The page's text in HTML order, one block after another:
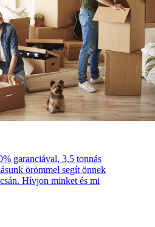
garanciával, 3,5 tonnás
örömmel segít önnek
Hívjon minket és mi